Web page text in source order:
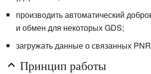
производить автоматический
и обмен для некоторых GDS;
загружать данные о связанных
Принцип работы